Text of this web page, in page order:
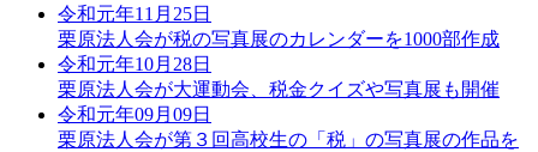
令和元年11月25日
栗原法人会が税の写真展のカレンダーを1000部作成
令和元年10月28日
栗原法人会が大運動会、税金クイズや写真展も開催
令和元年09月09日
栗原法人会が第３回高校生の「税」の写真展の作品を